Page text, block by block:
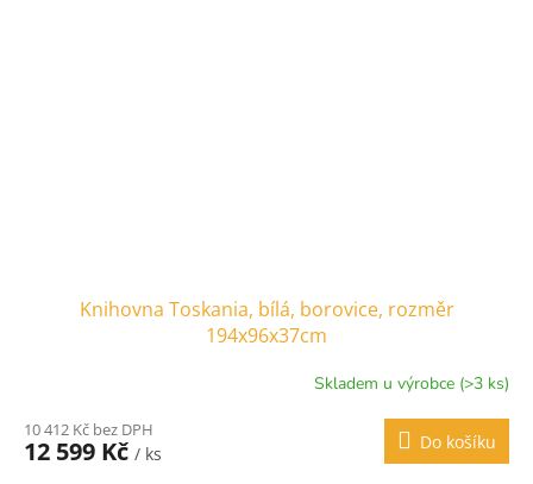
Knihovna Toskania, bílá, borovice, rozměr
194x96x37cm
Skladem u výrobce (>3 ks)
10 412 Kč bez DPH
12 599 Kč / ks
Do košíku